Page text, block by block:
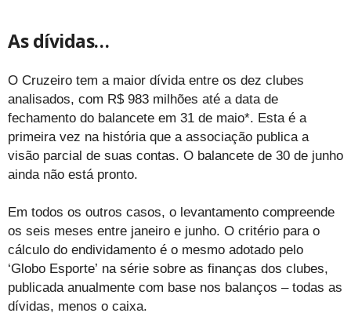
As dívidas…
O Cruzeiro tem a maior dívida entre os dez clubes
analisados, com R$ 983 milhões até a data de
fechamento do balancete em 31 de maio*. Esta é a
primeira vez na história que a associação publica a
visão parcial de suas contas. O balancete de 30 de junho
ainda não está pronto.
Em todos os outros casos, o levantamento compreende
os seis meses entre janeiro e junho. O critério para o
cálculo do endividamento é o mesmo adotado pelo
‘Globo Esporte’ na série sobre as finanças dos clubes,
publicada anualmente com base nos balanços – todas as
dívidas, menos o caixa.